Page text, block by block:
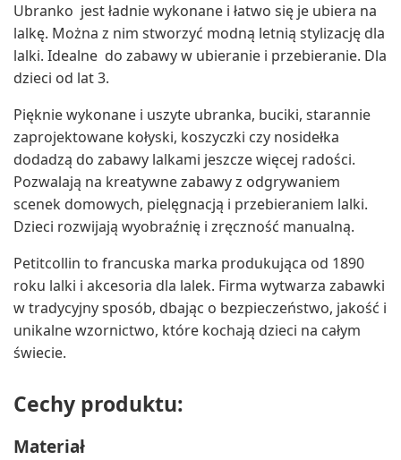
Ubranko jest ładnie wykonane i łatwo się je ubiera na
lalkę. Można z nim stworzyć modną letnią stylizację dla
lalki. Idealne do zabawy w ubieranie i przebieranie. Dla
dzieci od lat 3.
Pięknie wykonane i uszyte ubranka, buciki, starannie
zaprojektowane kołyski, koszyczki czy nosidełka
dodadzą do zabawy lalkami jeszcze więcej radości.
Pozwalają na kreatywne zabawy z odgrywaniem
scenek domowych, pielęgnacją i przebieraniem lalki.
Dzieci rozwijają wyobraźnię i zręczność manualną.
Petitcollin to francuska marka produkująca od 1890
roku lalki i akcesoria dla lalek. Firma wytwarza zabawki
w tradycyjny sposób, dbając o bezpieczeństwo, jakość i
unikalne wzornictwo, które kochają dzieci na całym
świecie.
Cechy produktu:
Materiał